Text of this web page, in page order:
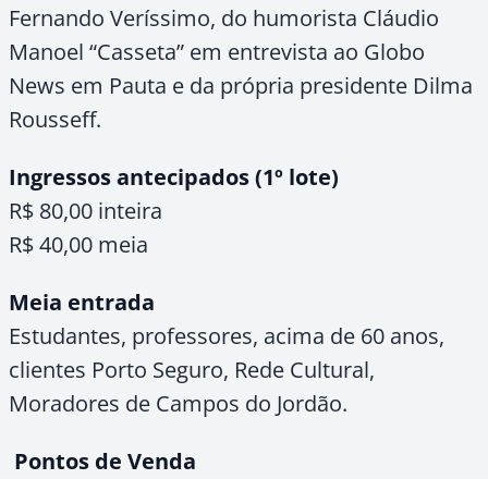
Fernando Veríssimo, do humorista Cláudio
Manoel “Casseta” em entrevista ao Globo
News em Pauta e da própria presidente Dilma
Rousseff.
Ingressos antecipados (1º lote)
R$ 80,00 inteira
R$ 40,00 meia
Meia entrada
Estudantes, professores, acima de 60 anos,
clientes Porto Seguro, Rede Cultural,
Moradores de Campos do Jordão.
Pontos de Venda